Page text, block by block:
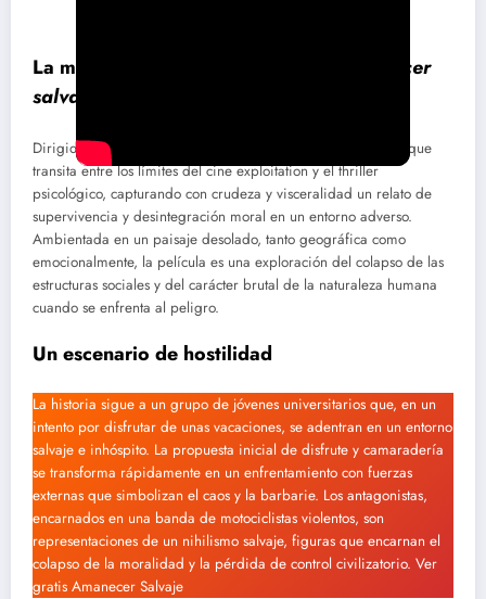
La mirada del caos: un análisis de
amanecer
salvaje
Dirigida por Simon Nuchtern,
es un filme que
transita entre los límites del cine exploitation y el thriller
psicológico, capturando con crudeza y visceralidad un relato de
supervivencia y desintegración moral en un entorno adverso.
Ambientada en un paisaje desolado, tanto geográfica como
emocionalmente, la película es una exploración del colapso de las
estructuras sociales y del carácter brutal de la naturaleza humana
cuando se enfrenta al peligro.
Un escenario de hostilidad
La historia sigue a un grupo de jóvenes universitarios que, en un
intento por disfrutar de unas vacaciones, se adentran en un entorno
salvaje e inhóspito. La propuesta inicial de disfrute y camaradería
se transforma rápidamente en un enfrentamiento con fuerzas
externas que simbolizan el caos y la barbarie. Los antagonistas,
encarnados en una banda de motociclistas violentos, son
representaciones de un nihilismo salvaje, figuras que encarnan el
colapso de la moralidad y la pérdida de control civilizatorio. Ver
gratis Amanecer Salvaje